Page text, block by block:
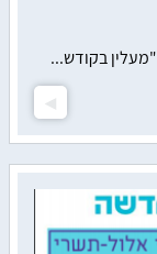
בקודש...